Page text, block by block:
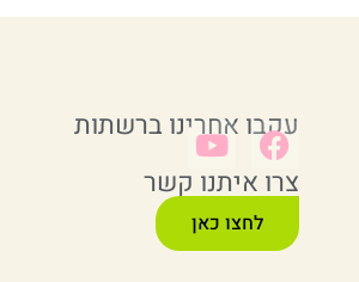
עקבו אחרינו ברשתות
צרו איתנו קשר
לחצו כאן